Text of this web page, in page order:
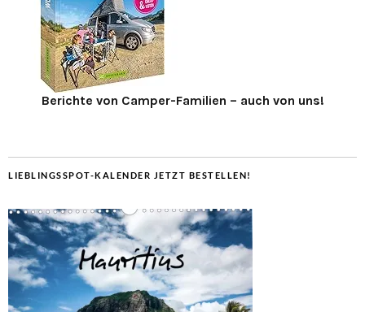
Berichte von Camper-Familien – auch von uns!
LIEBLINGSSPOT-KALENDER JETZT BESTELLEN!